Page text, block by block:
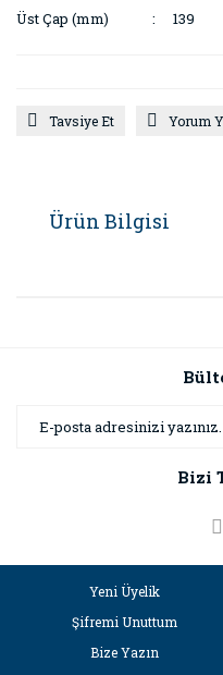
Üst Çap (mm)
139
Tavsiye Et Yorum
Ürün Bilgisi
Bizi
Yeni Üyelik
Şifremi Unuttum
Bize Yazın